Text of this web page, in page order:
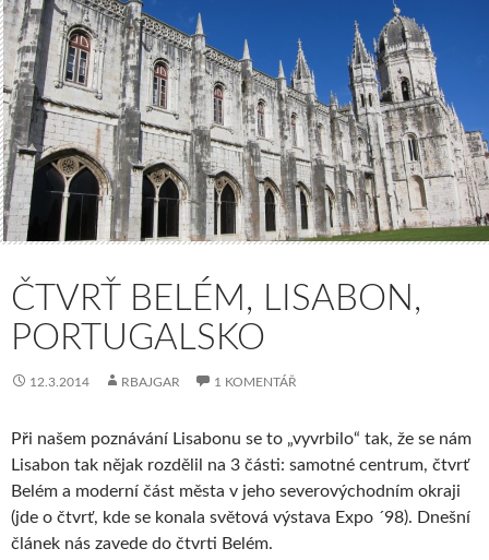
ČTVRŤ BELÉM, LISABON,
PORTUGALSKO
12.3.2014 RBAJGAR 1 KOMENTÁŘ
Při našem poznávání Lisabonu se to „vyvrbilo“ tak, že se nám
Lisabon tak nějak rozdělil na 3 části: samotné centrum, čtvrť
Belém a moderní část města v jeho severovýchodním okraji
(jde o čtvrť, kde se konala světová výstava Expo ´98). Dnešní
článek nás zavede do čtvrti Belém.